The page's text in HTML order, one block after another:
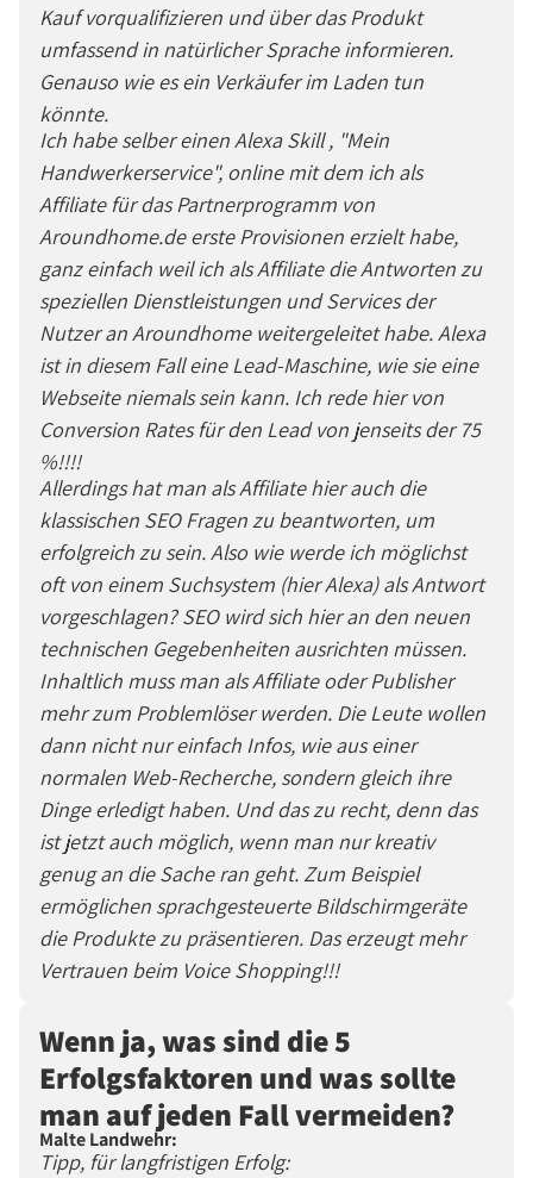
Kauf vorqualifizieren und über das Produkt
umfassend in natürlicher Sprache informieren.
Genauso wie es ein Verkäufer im Laden tun
könnte.
Ich habe selber einen Alexa Skill , "Mein
Handwerkerservice", online mit dem ich als
Affiliate für das Partnerprogramm von
Aroundhome.de erste Provisionen erzielt habe,
ganz einfach weil ich als Affiliate die Antworten zu
speziellen Dienstleistungen und Services der
Nutzer an Aroundhome weitergeleitet habe. Alexa
ist in diesem Fall eine Lead-Maschine, wie sie eine
Webseite niemals sein kann. Ich rede hier von
Conversion Rates für den Lead von jenseits der 75
%!!!!
Allerdings hat man als Affiliate hier auch die
klassischen SEO Fragen zu beantworten, um
erfolgreich zu sein. Also wie werde ich möglichst
oft von einem Suchsystem (hier Alexa) als Antwort
vorgeschlagen? SEO wird sich hier an den neuen
technischen Gegebenheiten ausrichten müssen.
Inhaltlich muss man als Affiliate oder Publisher
mehr zum Problemlöser werden. Die Leute wollen
dann nicht nur einfach Infos, wie aus einer
normalen Web-Recherche, sondern gleich ihre
Dinge erledigt haben. Und das zu recht, denn das
ist jetzt auch möglich, wenn man nur kreativ
genug an die Sache ran geht. Zum Beispiel
ermöglichen sprachgesteuerte Bildschirmgeräte
die Produkte zu präsentieren. Das erzeugt mehr
Vertrauen beim Voice Shopping!!!
Wenn ja, was sind die 5
Erfolgsfaktoren und was sollte
man auf jeden Fall vermeiden?
Malte Landwehr:
Tipp, für langfristigen Erfolg: